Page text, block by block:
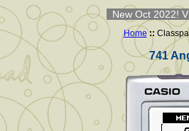
New Oct 2022!
Home ::
741